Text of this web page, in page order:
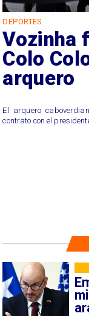
DEPORTES
Vozinha
Colo
arquero
El arquero
contrato con el